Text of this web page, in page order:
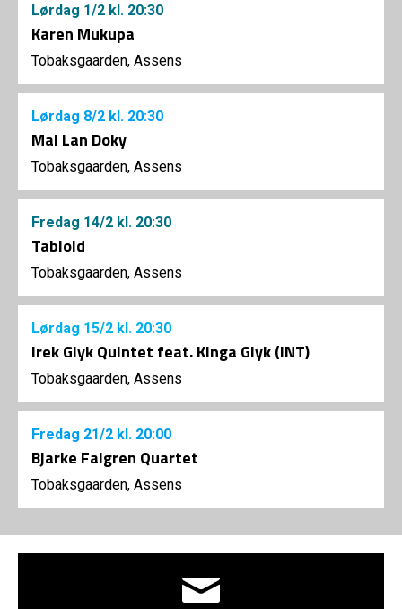
Lørdag 1/2 kl. 20:30
Karen Mukupa
Tobaksgaarden, Assens
Lørdag 8/2 kl. 20:30
Mai Lan Doky
Tobaksgaarden, Assens
Fredag 14/2 kl. 20:30
Tabloid
Tobaksgaarden, Assens
Lørdag 15/2 kl. 20:30
Irek Glyk Quintet feat. Kinga Glyk (INT)
Tobaksgaarden, Assens
Fredag 21/2 kl. 20:00
Bjarke Falgren Quartet
Tobaksgaarden, Assens